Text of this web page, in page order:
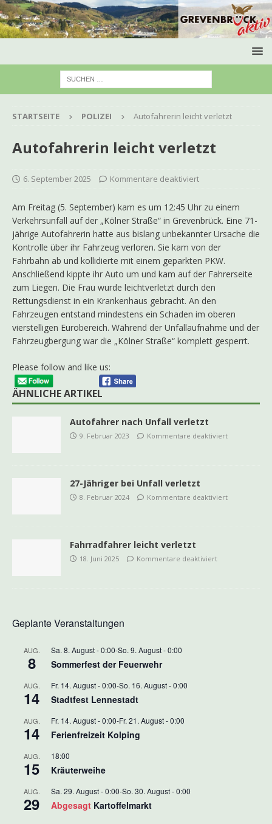
STARTSEITE POLIZEI Autofahrerin leicht verletzt
Autofahrerin leicht verletzt
6. September 2025 Kommentare deaktiviert
Am Freitag (5. September) kam es um 12:45 Uhr zu einem
Verkehrsunfall auf der „Kölner Straße“ in Grevenbrück. Eine 71-
jährige Autofahrerin hatte aus bislang unbekannter Ursache die
Kontrolle über ihr Fahrzeug verloren. Sie kam von der
Fahrbahn ab und kollidierte mit einem geparkten PKW.
Anschließend kippte ihr Auto um und kam auf der Fahrerseite
zum Liegen. Die Frau wurde leichtverletzt durch den
Rettungsdienst in ein Krankenhaus gebracht. An den
Fahrzeugen entstand mindestens ein Schaden im oberen
vierstelligen Eurobereich. Während der Unfallaufnahme und der
Fahrzeugbergung war die „Kölner Straße“ komplett gesperrt.
Please follow and like us:
ÄHNLICHE ARTIKEL
Autofahrer nach Unfall verletzt
9. Februar 2023 Kommentare deaktiviert
27-Jähriger bei Unfall verletzt
8. Februar 2024 Kommentare deaktiviert
Fahrradfahrer leicht verletzt
18. Juni 2025 Kommentare deaktiviert
Geplante Veranstaltungen
AUG.
8
Sa. 8. August - 0:00-So. 9. August - 0:00
Sommerfest der Feuerwehr
AUG.
14
Fr. 14. August - 0:00-So. 16. August - 0:00
Stadtfest Lennestadt
AUG.
14
Fr. 14. August - 0:00-Fr. 21. August - 0:00
Ferienfreizeit Kolping
AUG.
15
18:00
Kräuterweihe
AUG.
29
Sa. 29. August - 0:00-So. 30. August - 0:00
Abgesagt Kartoffelmarkt